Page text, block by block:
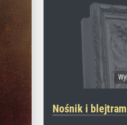
Nośnik i blejtram